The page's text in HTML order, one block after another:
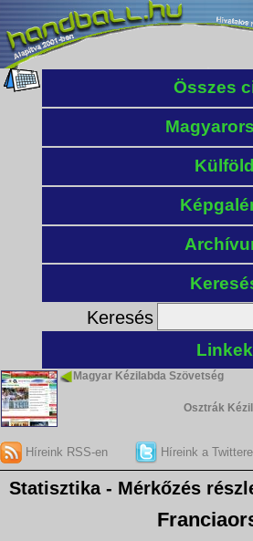
Összes
Külföld
Keresés
Linkek
Magyar Kézilabda Szövetség
Osztrák
Híreink RSS-en Híreink a
Statisztika - Mérkőzés